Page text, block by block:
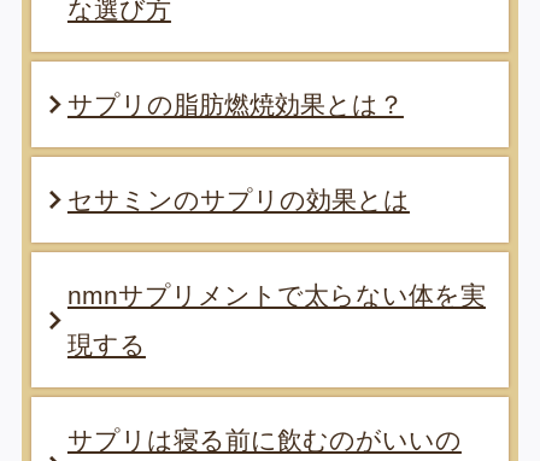
な選び方
サプリの脂肪燃焼効果とは？
セサミンのサプリの効果とは
nmnサプリメントで太らない体を実
現する
サプリは寝る前に飲むのがいいの